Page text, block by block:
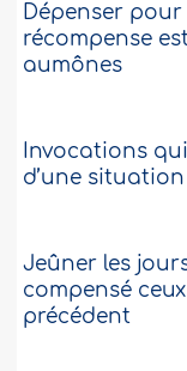
Dépenser
récompense
aumônes
Invocations
d’une
Jeûner les
compensé
précédent